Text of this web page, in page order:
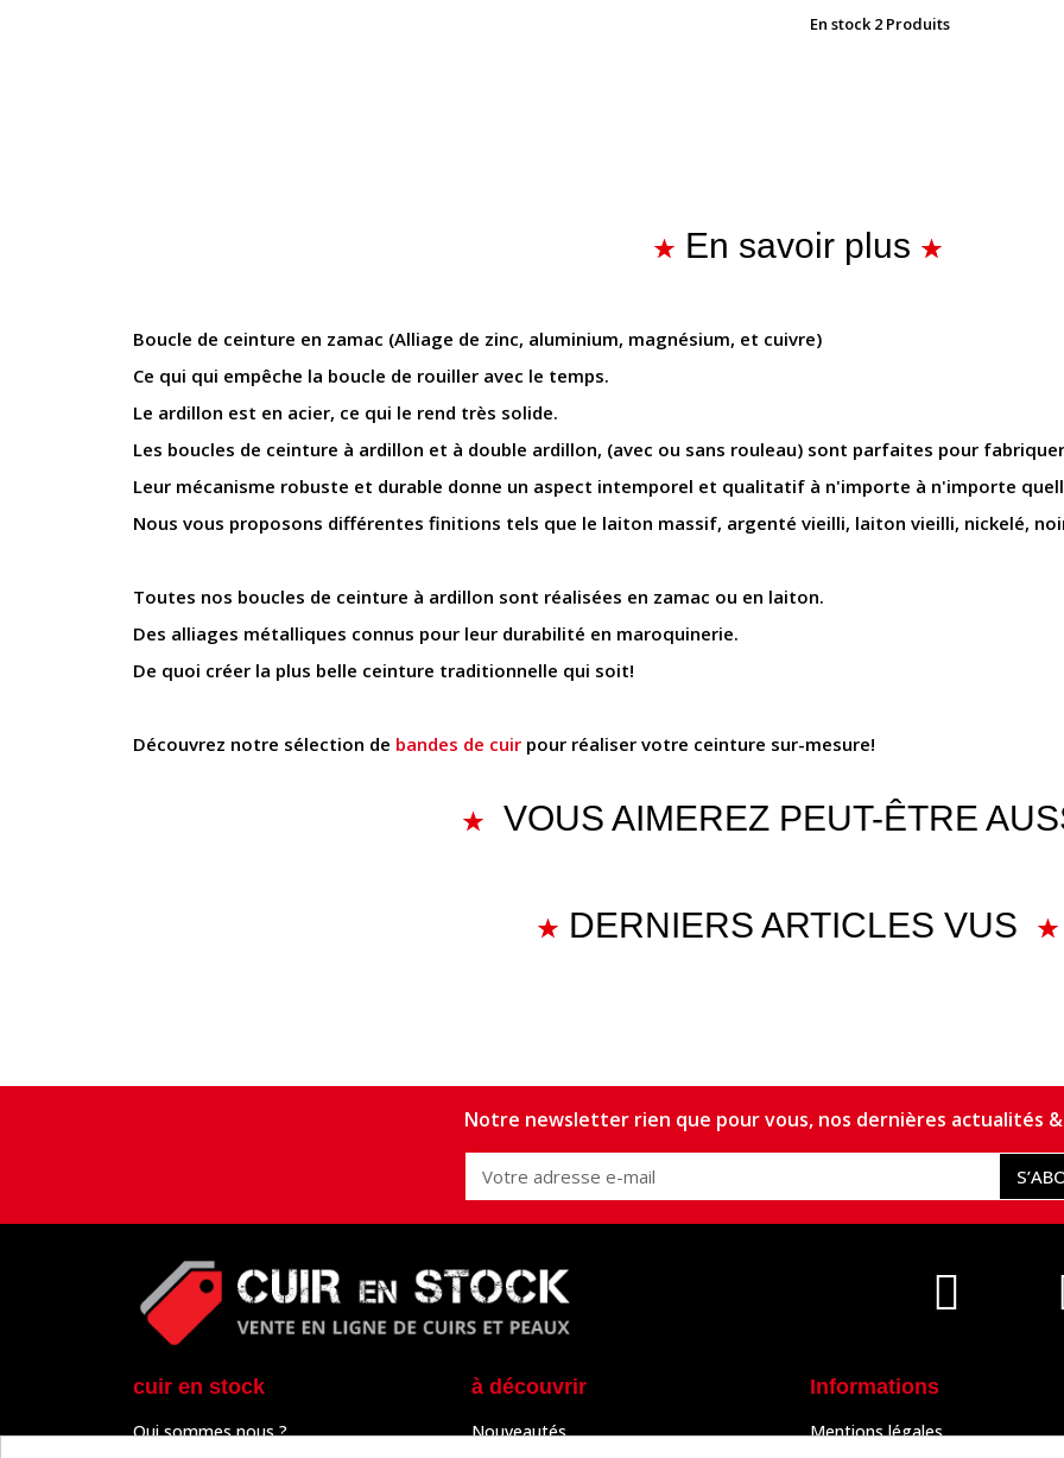
En stock 2 Produits
En savoir plus
Boucle de ceinture en zamac (Alliage de zinc, aluminium, magnésium, et cuivre)
Ce qui qui empêche la boucle de rouiller avec le temps.
Le ardillon est en acier, ce qui le rend très solide.
Les boucles de ceinture à ardillon et à double ardillon, (avec ou sans rouleau) sont parfaites pour
Leur mécanisme robuste et durable donne un aspect intemporel et qualitatif à n'importe à n'importe
Nous vous proposons différentes finitions tels que le laiton massif, argenté vieilli, laiton vieilli, nickelé,
Toutes nos boucles de ceinture à ardillon sont réalisées en zamac ou en laiton.
Des alliages métalliques connus pour leur durabilité en maroquinerie.
De quoi créer la plus belle ceinture traditionnelle qui soit!
Découvrez notre sélection de bandes de cuir pour réaliser votre ceinture sur-mesure!
VOUS AIMEREZ PEUT-ÊTRE
DERNIERS ARTICLES VUS
Notre newsletter rien que pour vous, nos dernières actualités
cuir en stock
Qui sommes nous ?
à découvrir
Nouveautés
Informations
Mentions légales